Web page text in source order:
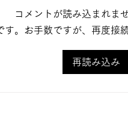
『発酵日
コメントが読み込まれま
。お手数ですが、再度接
再読み込み